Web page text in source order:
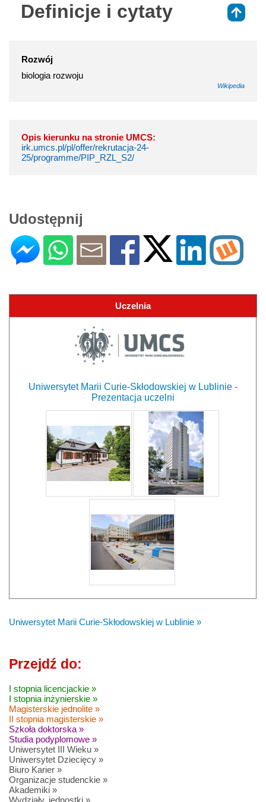
Definicje i cytaty
Rozwój
biologia rozwoju
Wikipedia
Opis kierunku na stronie UMCS:
irk.umcs.pl/pl/offer/rekrutacja-24-
25/programme/PIP_RZL_S2/
Udostępnij
Uczelnia
Uniwersytet Marii Curie-Skłodowskiej w Lublinie -
Prezentacja uczelni
Uniwersytet Marii Curie-Skłodowskiej w Lublinie »
Przejdź do:
I stopnia licencjackie »
I stopnia inżynierskie »
Magisterskie jednolite »
II stopnia magisterskie »
Szkoła doktorska »
Studia podyplomowe »
Uniwersytet III Wieku »
Uniwersytet Dziecięcy »
Biuro Karier »
Organizacje studenckie »
Akademiki »